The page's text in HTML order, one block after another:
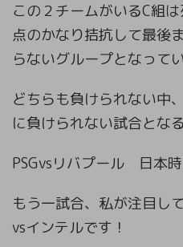
この２チームがいるC組
点のかなり拮抗して最後
らないグループとなってい
どちらも負けられない中
に負けられない試合とな
PSGvsリバプール 日
もう一試合、私が注目し
vsインテルです！